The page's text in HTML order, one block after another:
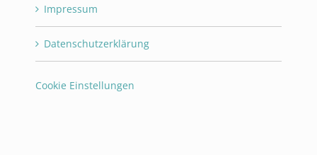
Impressum
Datenschutzerklärung
Cookie Einstellungen